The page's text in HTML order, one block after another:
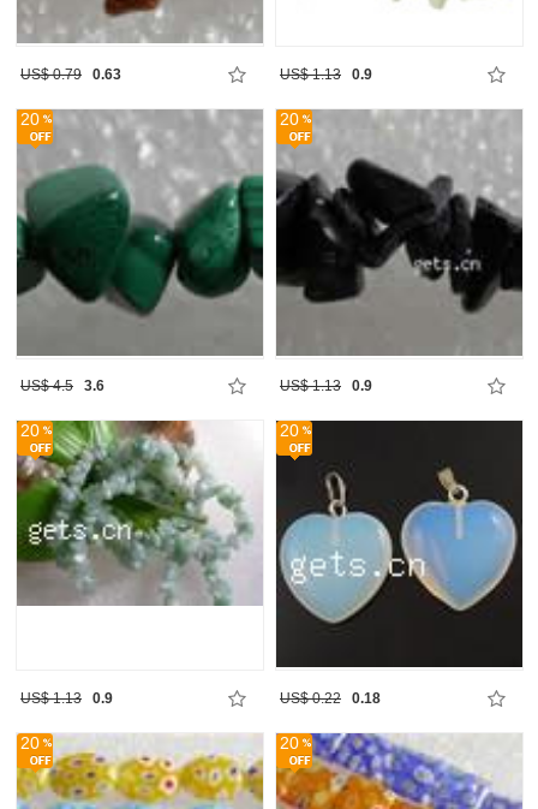
US$ 0.79 0.63 US$ 1.13 0.9
20
US$ 4.5 3.6
20
US$ 1.13 0.9
20
US$ 1.13 0.9
20
US$ 0.22 0.18
20 20